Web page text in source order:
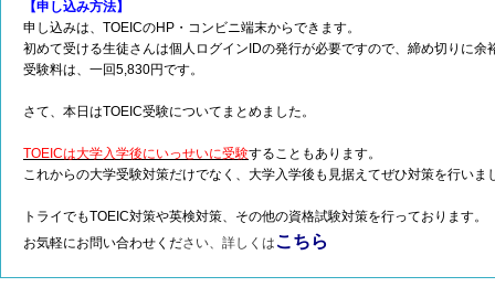
【申し込み方法】
申し込みは、TOEICのHP・コンビニ端末からできます。
初めて受ける生徒さんは個人ログインIDの発行が必要ですので、締め切りに余
受験料は、一回5,830円です。
さて、本日はTOEIC受験についてまとめました。
TOEICは大学入学後にいっせいに受験することもあります。
これからの大学受験対策だけでなく、大学入学後も見据えてぜひ対策を行いま
トライでもTOEIC対策や英検対策、その他の資格試験対策を行っております。
お気軽にお問い合わせください、詳しくはこちら